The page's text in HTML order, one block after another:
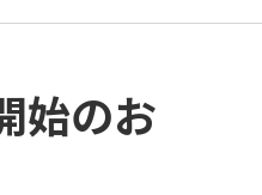
始のお